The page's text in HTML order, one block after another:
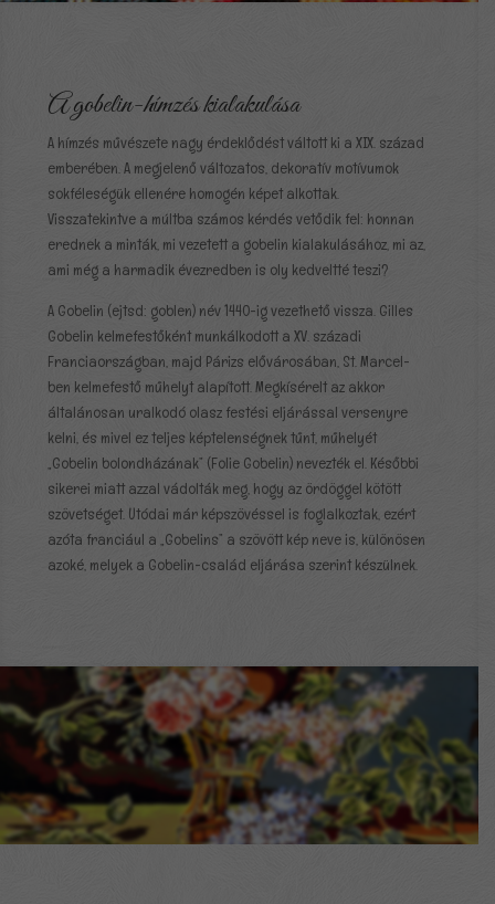
A gobelin-hímzés kialakulása
A hímzés művészete nagy érdeklődést váltott ki a XIX. század
emberében. A megjelenő változatos, dekoratív motívumok
sokféleségük ellenére homogén képet alkottak.
Visszatekintve a múltba számos kérdés vetődik fel: honnan
erednek a minták, mi vezetett a gobelin kialakulásához, mi az,
ami még a harmadik évezredben is oly kedveltté teszi?
A Gobelin (ejtsd: goblen) név 1440-ig vezethető vissza. Gilles
Gobelin kelmefestőként munkálkodott a XV. századi
Franciaországban, majd Párizs elővárosában, St. Marcel-
ben kelmefestő műhelyt alapított. Megkísérelt az akkor
általánosan uralkodó olasz festési eljárással versenyre
kelni, és mivel ez teljes képtelenségnek tűnt, műhelyét
„Gobelin bolondházának” (Folie Gobelin) nevezték el. Későbbi
sikerei miatt azzal vádolták meg, hogy az ördöggel kötött
szövetséget. Utódai már képszövéssel is foglalkoztak, ezért
azóta franciául a „Gobelins” a szövött kép neve is, különösen
azoké, melyek a Gobelin-család eljárása szerint készülnek.